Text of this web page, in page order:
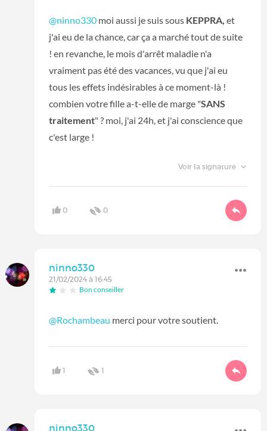
@ninno330 moi aussi je suis sous KEPPRA, et
j'ai eu de la chance, car ça a marché tout de suite
! en revanche, le mois d'arrêt maladie n'a
vraiment pas été des vacances, vu que j'ai eu
tous les effets indésirables à ce moment-là !
combien votre fille a-t-elle de marge "SANS
traitement" ? moi, j'ai 24h, et j'ai conscience que
c'est large !
Voir la signature
0 0
ninno330
21/02/2024 à 16:45
Bon conseiller
@Rochambeau merci pour votre soutient.
1 1
ninno330